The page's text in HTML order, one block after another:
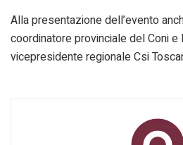
Alla presentazione dell’evento
coordinatore provinciale del Coni e
vicepresidente regionale Csi